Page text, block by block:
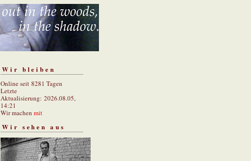
Wir bleiben
Online seit 8281 Tagen
Letzte
Aktualisierung: 2026.08.05,
14:21
Wir machen mit
Wir sehen aus